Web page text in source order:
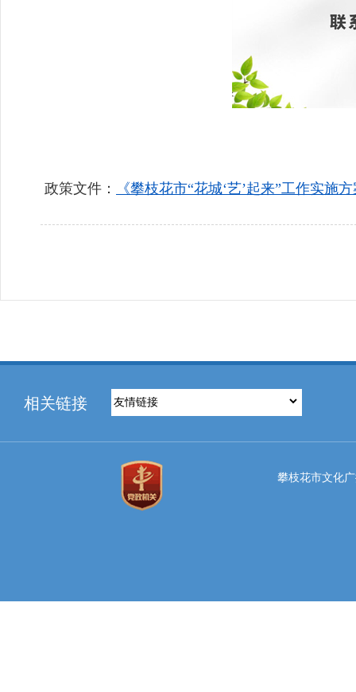
政策文件： 《攀枝花市“花城‘艺’起来”工作实施
相关链接
攀枝花市文化